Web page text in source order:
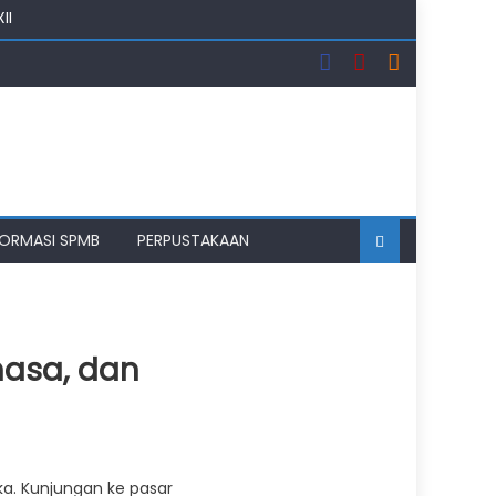
SPMB PERPUSTAKAAN
dan
Kunjungan ke pasar